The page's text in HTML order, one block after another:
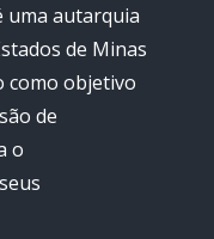
uma autarquia
de Minas
como objetivo
de
o